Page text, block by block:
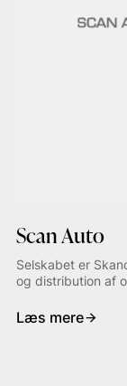
Scan Auto
Selskabet er
og distribution af
Læs mere